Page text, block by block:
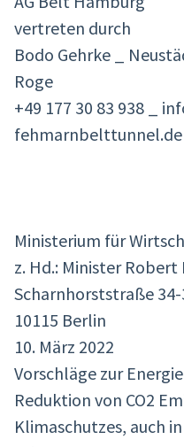
vertreten durch
Bodo Gehrke _
Roge
+49 177 30 83 938 _
fehmarnbelttunnel.de
Ministerium für
z. Hd.: Minister Robert
Scharnhorststraße 34-
10115 Berlin
10. März 2022
Vorschläge zur
Reduktion von CO2
Klimaschutzes, auch